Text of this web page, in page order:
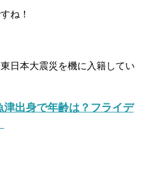
ね！
日本大震災を機に入籍してい
出身で年齢は？フライデ